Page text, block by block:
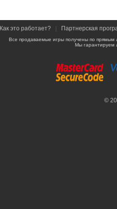
Как это работает? Партнерская
Все продаваемые игры получены по
Мы гарантируем
©